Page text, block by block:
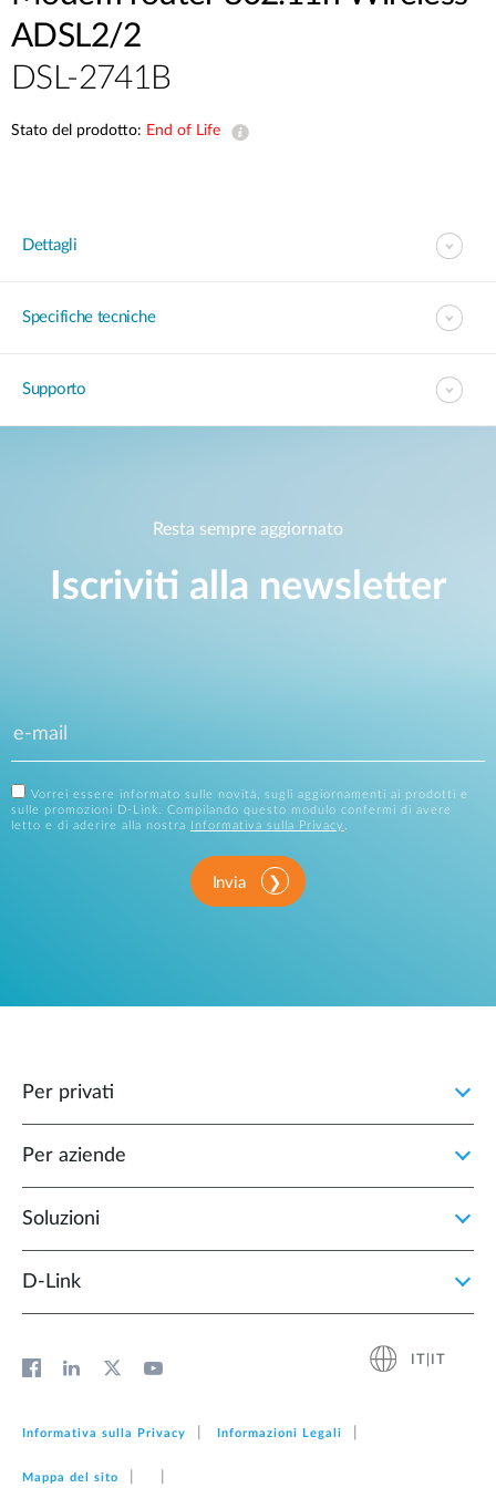
ADSL2/2
DSL-2741B
Stato del prodotto: End of Life
Dettagli
Specifiche tecniche
Supporto
Resta sempre aggiornato
Iscriviti alla newsletter
Vorrei essere informato sulle novità, sugli aggiornamenti ai prodotti e
sulle promozioni D-Link. Compilando questo modulo confermi di avere
letto e di aderire alla nostra
Informativa sulla Privacy .
Invia
Per privati
Per aziende
Soluzioni
D‑Link
Informativa sulla Privacy Informazioni Legali
Mappa del sito